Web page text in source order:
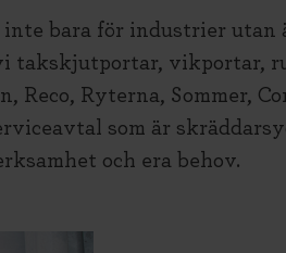
bara för industrier
takskjutportar, vikportar,
Reco, Ryterna, Sommer,
som är
och era behov.